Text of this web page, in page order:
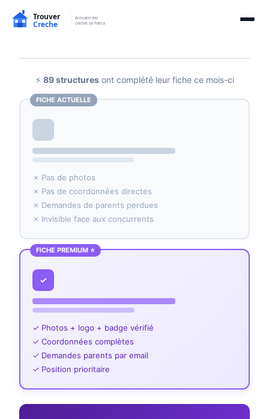
⚡ 89 structuresont complété leur fiche ce mois-ci
FICHE ACTUELLE
✗ Pas de photos
✗ Pas de coordonnées directes
✗ Demandes de parents perdues
✗ Invisible face aux concurrents
FICHE PREMIUM ⭐
✓
✓ Photos + logo + badge vérifié
✓ Coordonnées complètes
✓ Demandes parents par email
✓ Position prioritaire